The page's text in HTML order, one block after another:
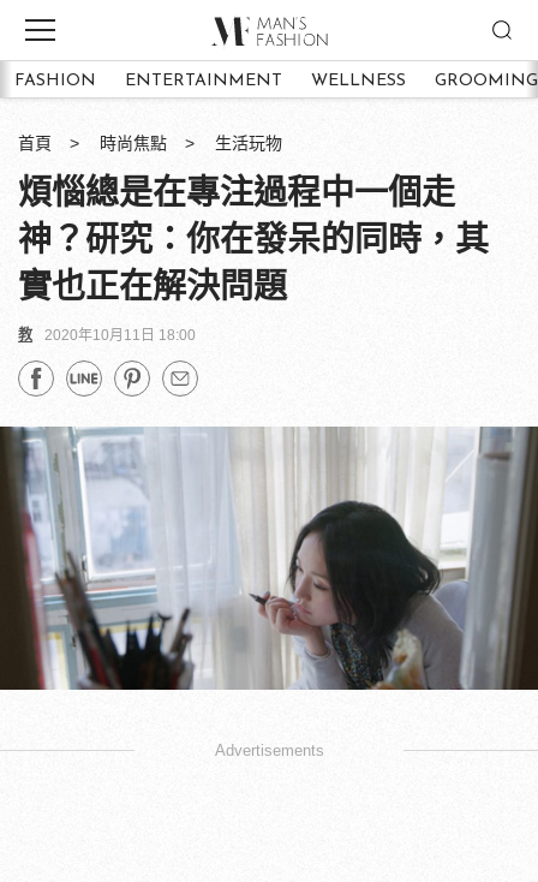
FASHION ENTERTAINMENT WELLNESS GROOMING
首頁 時尚焦點 生活玩物
煩惱總是在專注過程中一個走
神？研究：你在發呆的同時，其
實也正在解決問題
教 2020年10月11日 18:00
Advertisements